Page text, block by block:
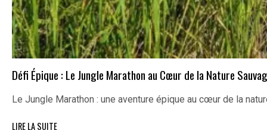
Défi Épique : Le Jungle Marathon au Cœur de la Nature
Le Jungle Marathon : une aventure épique au cœur de la
LIRE LA SUITE